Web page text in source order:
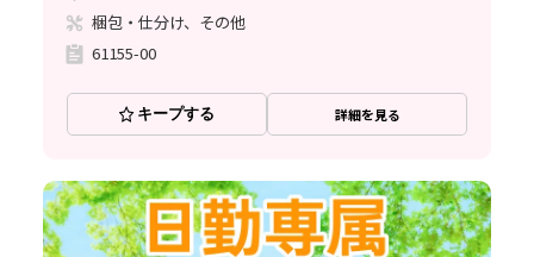
梱包・仕分け、その他
61155-00
キープする 詳細を見る